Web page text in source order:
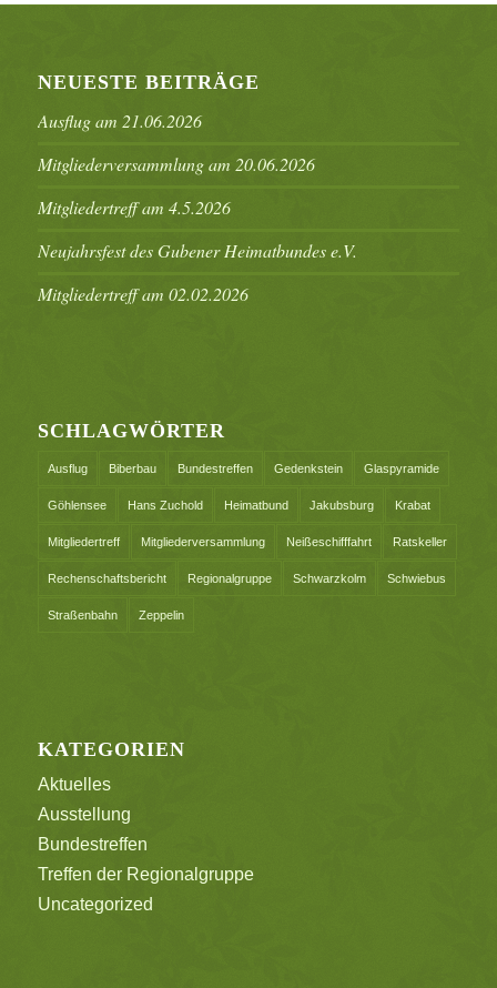
NEUESTE BEITRÄGE
Ausflug am 21.06.2026
Mitgliederversammlung am 20.06.2026
Mitgliedertreff am 4.5.2026
Neujahrsfest des Gubener Heimatbundes e.V.
Mitgliedertreff am 02.02.2026
SCHLAGWÖRTER
Ausflug Biberbau Bundestreffen Gedenkstein Glaspyramide
Göhlensee Hans Zuchold Heimatbund Jakubsburg Krabat
Mitgliedertreff Mitgliederversammlung Neißeschifffahrt Ratskeller
Rechenschaftsbericht Regionalgruppe Schwarzkolm Schwiebus
Straßenbahn Zeppelin
KATEGORIEN
Aktuelles
Ausstellung
Bundestreffen
Treffen der Regionalgruppe
Uncategorized